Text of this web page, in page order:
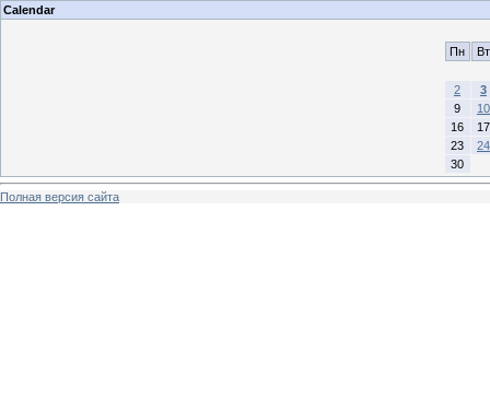
Calendar
Пн Вт
2
3
9
10
16
17
23
24
30
Полная версия сайта